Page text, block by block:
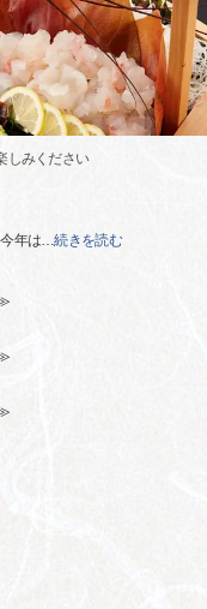
しみください
年は…続きを読む